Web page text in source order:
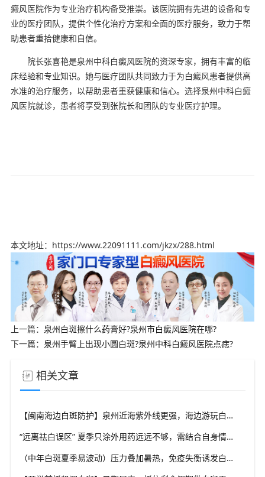
癜风医院作为专业治疗机构备受推崇。该医院拥有先进的设备和专
业的医疗团队，提供个性化治疗方案和全面的医疗服务，致力于帮
助患者重拾健康和自信。
院长张喜艳是泉州中科白癜风医院的资深专家，拥有丰富的临
床经验和专业知识。她与医疗团队共同致力于为白癜风患者提供高
水准的治疗服务，以帮助患者重获健康和信心。选择泉州中科白癜
风医院就诊，患者将享受到张院长和团队的专业医疗护理。
本文地址：https://www.22091111.com/jkzx/288.html
上一篇： 泉州白斑擦什么药膏好?泉州市白癜风医院在哪?
下一篇： 泉州手臂上出现小圆白斑?泉州中科白癜风医院点痣?
相关文章
【闽南海边白斑防护】泉州近海紫外线更强，海边游玩白斑防护要升级，福建泉州中科白癜风医院给出海边出行实用方案
“远离祛白误区” 夏季只涂外用药远远不够，需结合自身情况综合干预，福建泉州中科白癜风医院坚持白癜风分型分诊理念
（中年白斑夏季易波动）压力叠加暑热，免疫失衡诱发白斑变化，福建泉州中科白癜风医院科普成人白癜风夏季管理思路